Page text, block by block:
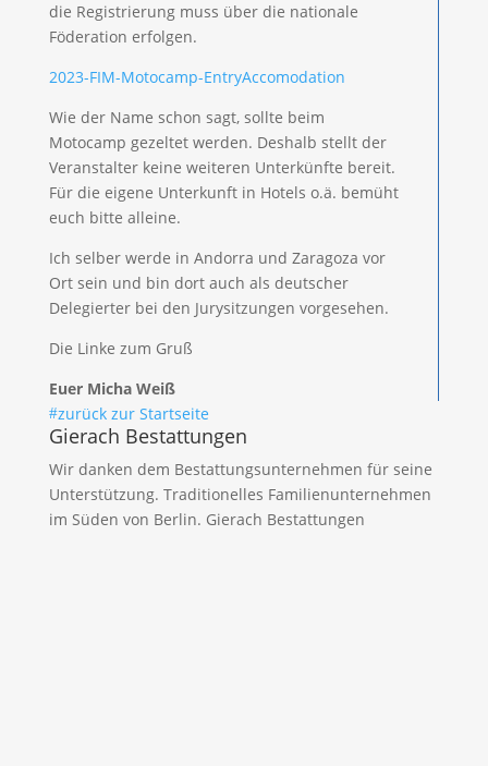
die Registrierung muss über die nationale
Föderation erfolgen.
2023-FIM-Motocamp-EntryAccomodation
Wie der Name schon sagt, sollte beim
Motocamp gezeltet werden. Deshalb stellt der
Veranstalter keine weiteren Unterkünfte bereit.
Für die eigene Unterkunft in Hotels o.ä. bemüht
euch bitte alleine.
Ich selber werde in Andorra und Zaragoza vor
Ort sein und bin dort auch als deutscher
Delegierter bei den Jurysitzungen vorgesehen.
Die Linke zum Gruß
Euer Micha Weiß
#zurück zur Startseite
Gierach Bestattungen
Wir danken dem Bestattungsunternehmen für seine
Unterstützung. Traditionelles Familienunternehmen
im Süden von Berlin. Gierach Bestattungen